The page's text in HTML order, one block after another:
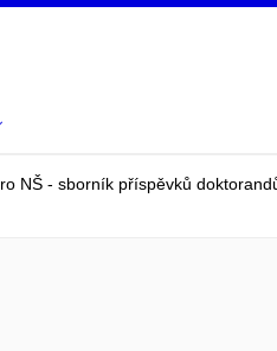
NŠ - sborník příspěvků